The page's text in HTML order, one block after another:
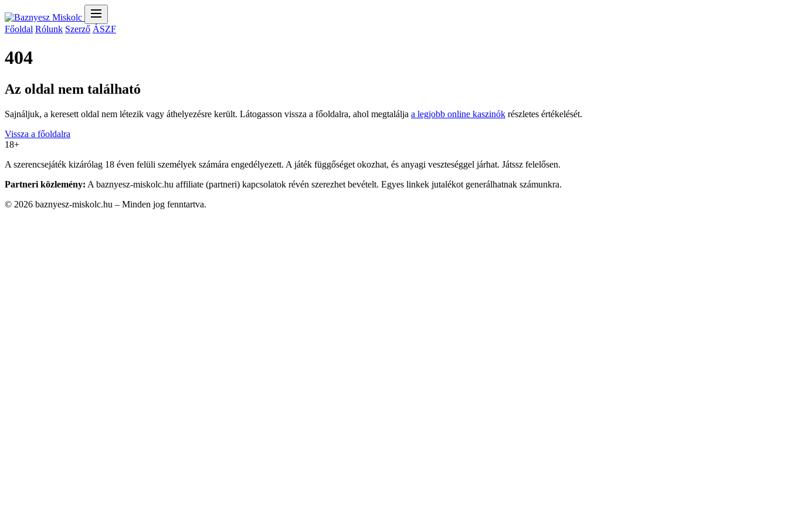
Főoldal Rólunk Szerző ÁSZF
404
Az oldal nem található
Sajnáljuk, a keresett oldal nem létezik vagy áthelyezésre került. Látogasson vissza a főoldalra, ahol megtalálja a legjobb online kaszinók részletes értékelését.
Vissza a főoldalra
18+
A szerencsejáték kizárólag 18 éven felüli személyek számára engedélyezett. A játék függőséget okozhat, és anyagi veszteséggel járhat. Játssz felelősen.
Partneri közlemény: A baznyesz-miskolc.hu affiliate (partneri) kapcsolatok révén szerezhet bevételt. Egyes linkek jutalékot generálhatnak számunkra.
© 2026 baznyesz-miskolc.hu – Minden jog fenntartva.